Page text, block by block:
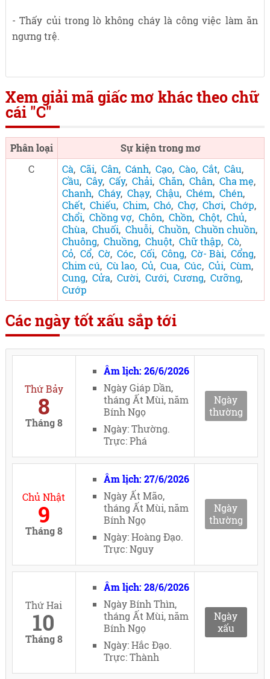
- Thấy củi trong lò không cháy là công việc làm ăn
ngưng trệ.
Xem giải mã giấc mơ khác theo chữ
cái "C"
Phân loại
Sự kiện trong mơ
C
Cà, Cãi, Cân, Cánh, Cạo, Cào, Cắt, Câu,
Cầu, Cây, Cấy, Chải, Chăn, Chân, Cha mẹ,
Chanh, Cháy, Chạy, Chậu, Chém, Chén,
Chết, Chiếu, Chim, Chó, Chợ, Chơi, Chớp,
Chổi, Chồng vợ, Chôn, Chồn, Chột, Chủ,
Chùa, Chuối, Chuỗi, Chuồn, Chuồn chuồn,
Chuông, Chuồng, Chuột, Chữ thập, Cò,
Cỏ, Cổ, Cờ, Cóc, Cối, Công, Cờ- Bài, Cổng,
Chim cú, Cù lao, Củ, Cua, Cúc, Củi, Cùm,
Cung, Cửa, Cười, Cưới, Cương, Cưỡng,
Cướp
Các ngày tốt xấu sắp tới
Thứ Bảy
8
Tháng 8
Âm lịch: 26/6/2026
Ngày Giáp Dần,
tháng Ất Mùi, năm
Bính Ngọ
Ngày: Thường.
Trực: Phá
Ngày
thường
Chủ Nhật
9
Tháng 8
Âm lịch: 27/6/2026
Ngày Ất Mão,
tháng Ất Mùi, năm
Bính Ngọ
Ngày: Hoàng Đạo.
Trực: Nguy
Ngày
thường
Thứ Hai
10
Tháng 8
Âm lịch: 28/6/2026
Ngày Bính Thìn,
tháng Ất Mùi, năm
Bính Ngọ
Ngày: Hắc Đạo.
Trực: Thành
Ngày
xấu